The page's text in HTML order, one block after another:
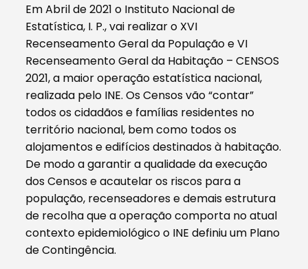
Em Abril de 2021 o Instituto Nacional de
Estatística, I. P., vai realizar o XVI
Recenseamento Geral da População e VI
Recenseamento Geral da Habitação – CENSOS
2021, a maior operação estatística nacional,
realizada pelo INE. Os Censos vão “contar”
todos os cidadãos e famílias residentes no
território nacional, bem como todos os
alojamentos e edifícios destinados à habitação.
De modo a garantir a qualidade da execução
dos Censos e acautelar os riscos para a
população, recenseadores e demais estrutura
de recolha que a operação comporta no atual
contexto epidemiológico o INE definiu um Plano
de Contingência.